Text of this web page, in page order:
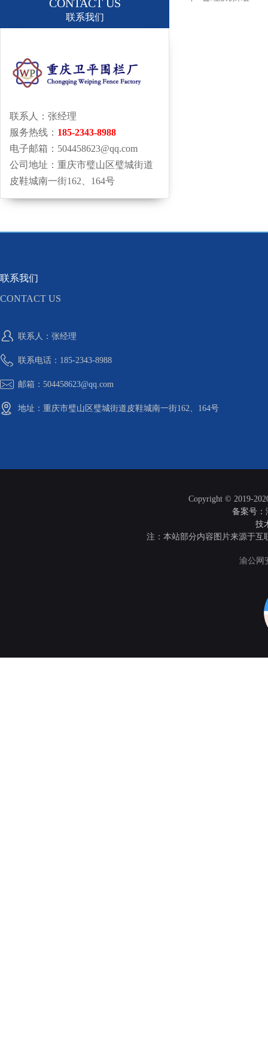
CONTACT US
联系我们
联系人：张经理
服务热线： 185-2343-8988
电子邮箱：504458623@qq.com
公司地址：重庆市璧山区璧城街道
皮鞋城南一街162、164号
联系我们
CONTACT US
联系人：张经理
联系电话：185-2343-8988
邮箱：504458623@qq.com
地址：重庆市璧山区璧城街道皮鞋城南一街162、164号
Copyright © 2019-
备案号：
技
注：本站部分内容图片来源于
渝公网